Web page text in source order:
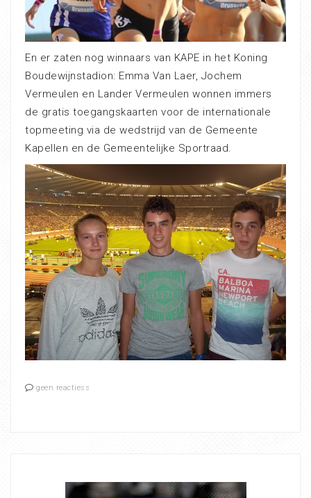
En er zaten nog winnaars van KAPE in het Koning
Boudewijnstadion: Emma Van Laer, Jochem
Vermeulen en Lander Vermeulen wonnen immers
de gratis toegangskaarten voor de internationale
topmeeting via de wedstrijd van de Gemeente
Kapellen en de Gemeentelijke Sportraad.
geen reactiess